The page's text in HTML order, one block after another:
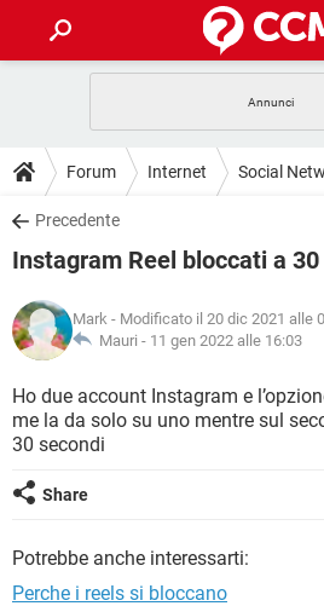
INTRATTENIMENTO
iOS
INSTAGRAM
TIKTOK
HARDWARE
GUIDE
COVID-19
INSTAGRAM
TIKTOK
HARDWARE
DOWNLOAD
COVID-19
INTRATTENIMENTO
iOS
INSTAGRAM
TIKTOK
FORUM
COVID-19
INTRATTENIMENTO
iOS
INSTAGRAM
TIKTOK
GLOSSARIO
COVID-19
INTRATTENIMENTO
INSTAGRAM
TIKTOK
HARDWARE
Forum Internet Social
Precedente
Instagram Reel bloccati a
Mark - Modificato il 20 dic 2021 alle
Mauri - 11 gen 2022 alle 16:03
Ho due account Instagram e
me la da solo su uno mentre sul
30 secondi
Share
Potrebbe anche interessarti:
Perche i reels si bloccano